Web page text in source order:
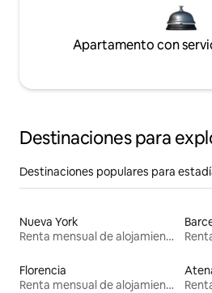
Apartamento con
Destinaciones para
Destinaciones populares para
Nueva York
Renta mensual de alojamientos
Florencia
Renta mensual de alojamientos